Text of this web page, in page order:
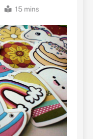
15 mins